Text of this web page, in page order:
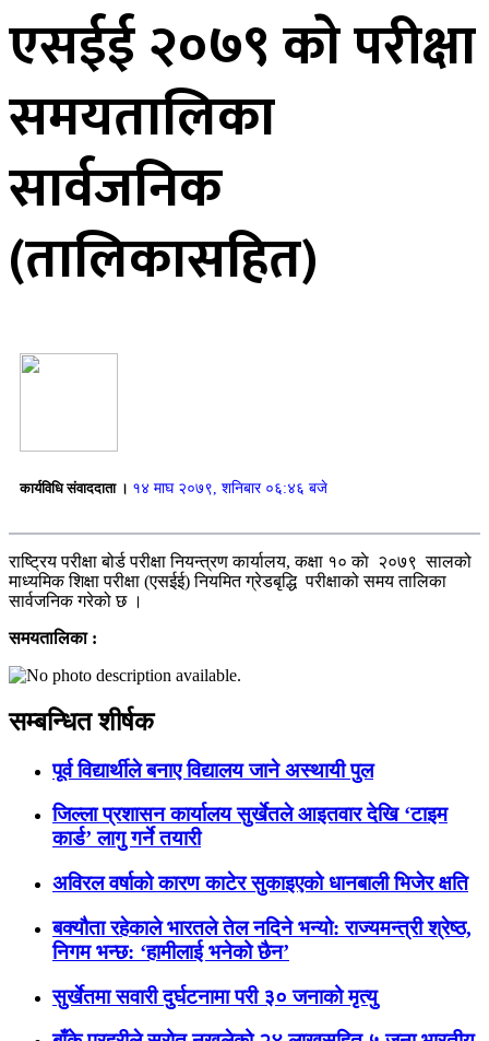
एसईई २०७९ काे परीक्षा
समयतालिका
सार्वजनिक
(तालिकासहित)
कार्यविधि संवाददाता । १४ माघ २०७९, शनिबार ०६:४६ बजे
राष्ट्रिय परीक्षा बोर्ड परीक्षा नियन्त्रण कार्यालय, कक्षा १० काे २०७९ सालको
माध्यमिक शिक्षा परीक्षा (एसईई) नियमित ग्रेडबृद्धि परीक्षाको समय तालिका
सार्वजनिक गरेको छ ।
समयतालिका :
सम्बन्धित शीर्षक
पूर्व विद्यार्थीले बनाए विद्यालय जाने अस्थायी पुल
जिल्ला प्रशासन कार्यालय सुर्खेतले आइतवार देखि ‘टाइम
कार्ड’ लागु गर्ने तयारी
अविरल वर्षाको कारण काटेर सुकाइएको धानबाली भिजेर क्षति
बक्यौता रहेकाले भारतले तेल नदिने भन्यो: राज्यमन्त्री श्रेष्ठ,
निगम भन्छ: ‘हामीलाई भनेको छैन’
सुर्खेतमा सवारी दुर्घटनामा परी ३० जनाको मृत्यु